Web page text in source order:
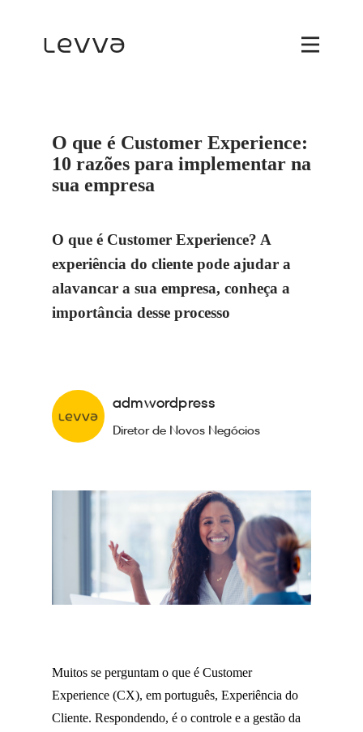
O que é Customer Experience:
10 razões para implementar na
sua empresa
O que é Customer Experience? A
experiência do cliente pode ajudar a
alavancar a sua empresa, conheça a
importância desse processo
admwordpress
Diretor de Novos Negócios
Muitos se perguntam o que é Customer
Experience (CX), em português, Experiência do
Cliente. Respondendo, é o controle e a gestão da